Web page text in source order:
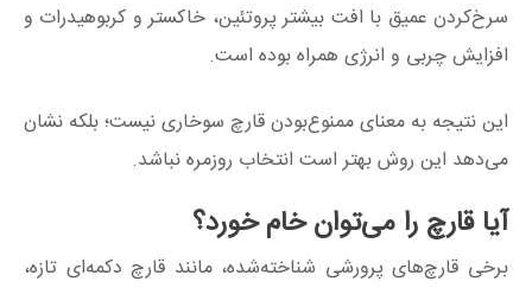
سرخ‌کردن عمیق با افت بیشتر پروتئین، خاکستر و کربوهیدرات و
افزایش چربی و انرژی همراه بوده است.
این نتیجه به معنای ممنوع‌بودن قارچ سوخاری نیست؛ بلکه نشان
می‌دهد این روش بهتر است انتخاب روزمره نباشد.
آیا قارچ را می‌توان خام خورد؟
برخی قارچ‌های پرورشی شناخته‌شده، مانند قارچ دکمه‌ای تازه،